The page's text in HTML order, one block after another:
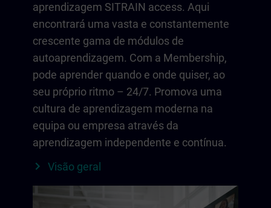
aprendizagem SITRAIN access. Aqui
encontrará uma vasta e constantemente
crescente gama de módulos de
autoaprendizagem. Com a Membership,
pode aprender quando e onde quiser, ao
seu próprio ritmo – 24/7. Promova uma
cultura de aprendizagem moderna na
equipa ou empresa através da
aprendizagem independente e contínua.
Visão geral